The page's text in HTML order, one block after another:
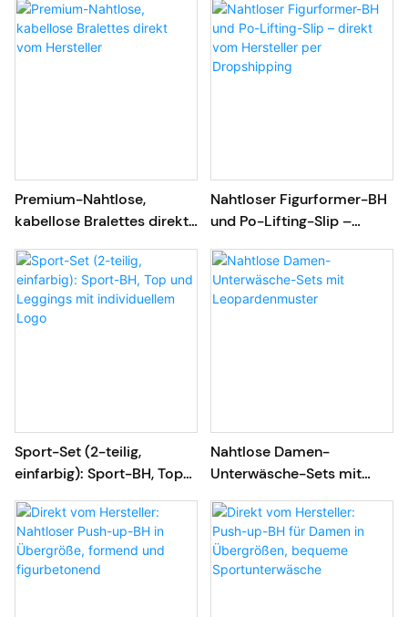
Sportbekleidungssets für
Damen
vom Hersteller (OEM)
Premium-Nahtlose,
kabellose Bralettes direkt
Nahtloser Figurformer-BH
und Po-Lifting-Slip –
Dropshipping
Sport-Set (2-teilig,
einfarbig): Sport-BH, Top
individuellem Logo
Nahtlose Damen-
Unterwäsche-Sets mit